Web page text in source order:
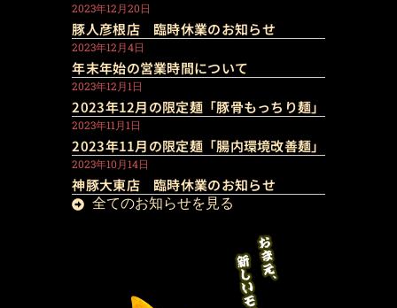
豚人彦根店 臨時休業のお知らせ
2023年12月20日
年末年始の営業時間について
2023年12月4日
2023年12月の限定麺「豚骨もっちり麺」
2023年12月1日
2023年11月の限定麺「腸内環境改善麺」
2023年11月1日
神豚大東店 臨時休業のお知らせ
2023年10月14日
全てのお知らせを見る